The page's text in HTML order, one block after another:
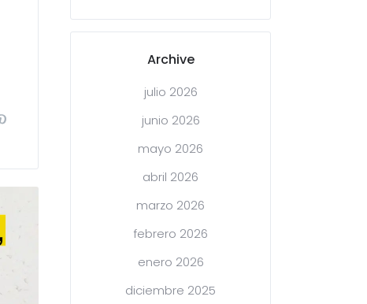
Archive
julio 2026
junio 2026
mayo 2026
abril 2026
marzo 2026
febrero 2026
enero 2026
diciembre 2025